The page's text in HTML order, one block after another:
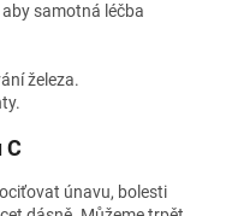
samotná léčba
železa.
C
únavu, bolesti